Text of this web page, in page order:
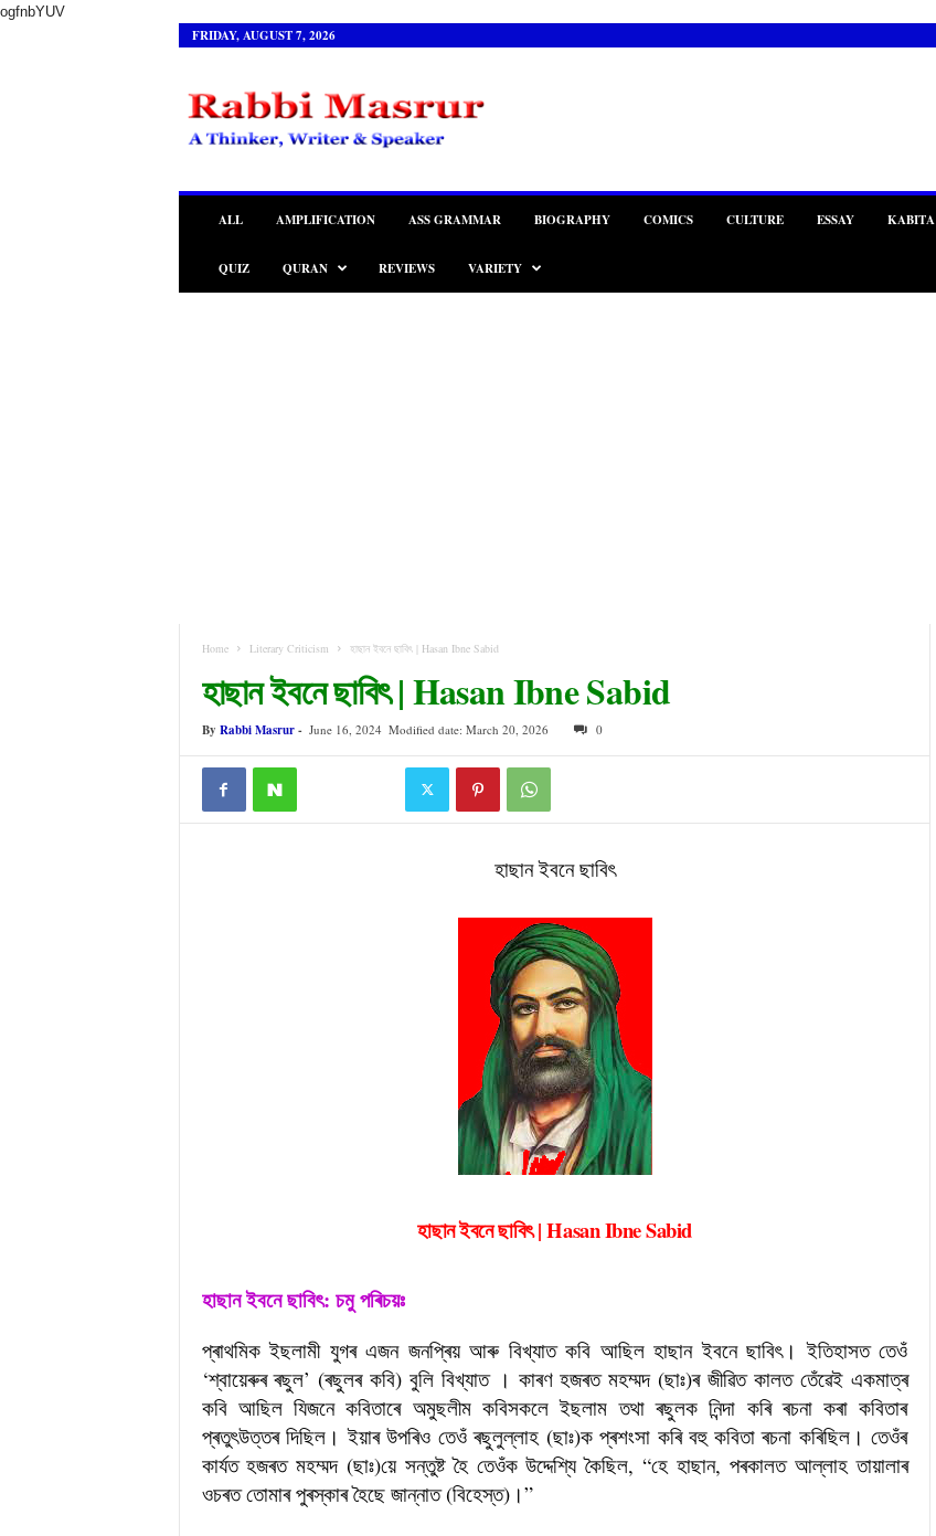
ogfnbYUV
FRIDAY, AUGUST 7, 2026
a
b
b
ALL AMPLIFICATION ASS GRAMMAR BIOGRAPHY COMICS CULTURE ESSAY KABITA
QUIZ QURAN REVIEWS VARIETY
Home Literary Criticism হাছান ইবনে ছাবিৎ | Hasan Ibne Sabid
হাছান ইবনে ছাবিৎ | Hasan Ibne Sabid
By Rabbi Masrur- June 16, 2024 Modified date: March 20, 2026 0
হাছান ইবনে ছাবিৎ
হাছান ইবনে ছাবিৎ | Hasan Ibne Sabid
হাছান ইবনে ছাবিৎ: চমু পৰিচয়ঃ
প্ৰাথমিক ইছলামী যুগৰ এজন জনপ্ৰিয় আৰু বিখ্যাত কবি আছিল হাছান ইবনে ছাবিৎ। ইতিহাসত তেওঁ
‘শ্বায়েৰুৰ ৰছুল’ (ৰছুলৰ কবি) বুলি বিখ্যাত । কাৰণ হজৰত মহম্মদ (ছাঃ)ৰ জীৱিত কালত তেঁৱেই একমাত্ৰ
কবি আছিল যিজনে কবিতাৰে অমুছলীম কবিসকলে ইছলাম তথা ৰছুলক নিন্দা কৰি ৰচনা কৰা কবিতাৰ
প্ৰতুৎউত্তৰ দিছিল। ইয়াৰ উপৰিও তেওঁ ৰছুলুল্লাহ (ছাঃ)ক প্ৰশংসা কৰি বহু কবিতা ৰচনা কৰিছিল। তেওঁৰ
কাৰ্যত হজৰত মহম্মদ (ছাঃ)য়ে সন্তুষ্ট হৈ তেওঁক উদ্দেশ্যি কৈছিল, “হে হাছান, পৰকালত আল্লাহ তায়ালাৰ
ওচৰত তোমাৰ পুৰস্কাৰ হৈছে জান্নাত (বিহেস্ত)।”